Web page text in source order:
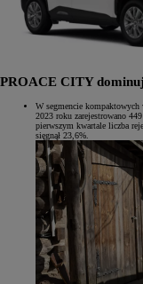
PROACE CITY
W segmencie
2023 roku zarejestrowano
pierwszym kwartale liczba
sięgnął 23,6%.